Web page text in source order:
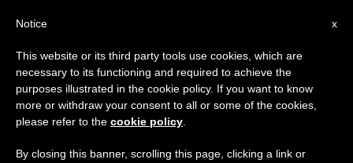
الكنيسة والعالم,مجتمع
x
Notice
This website or its third party tools use cookies, which are
necessary to its functioning and required to achieve the
purposes illustrated in the cookie policy. If you want to know
more or withdraw your consent to all or some of the cookies,
please refer to the cookie policy
By closing this banner, scrolling this page, clicking a link or